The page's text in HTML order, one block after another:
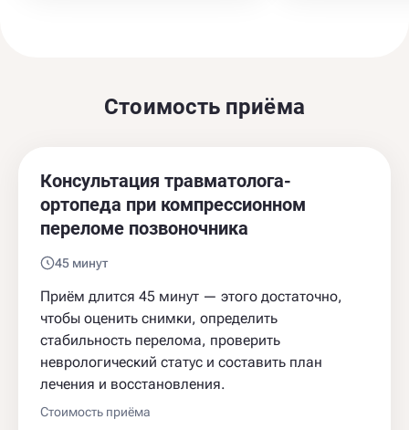
Стоимость приёма
Консультация травматолога-
ортопеда при компрессионном
переломе позвоночника
45 минут
Приём длится 45 минут — этого достаточно,
чтобы оценить снимки, определить
стабильность перелома, проверить
неврологический статус и составить план
лечения и восстановления.
Стоимость приёма